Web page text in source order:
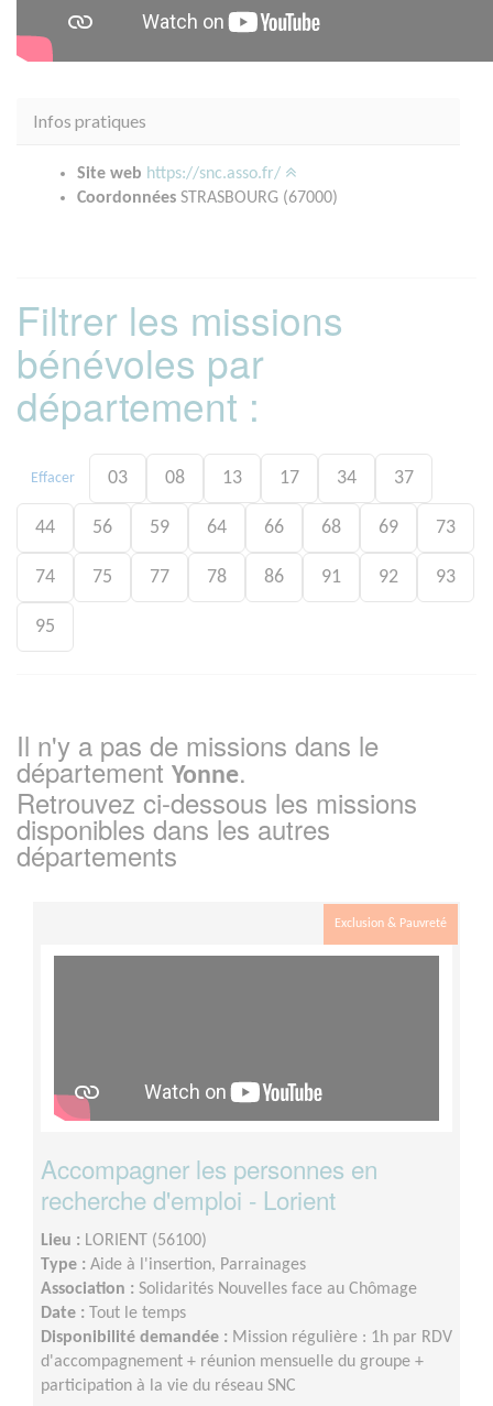
Infos pratiques
Site web https://snc.asso.fr/
Coordonnées STRASBOURG (67000)
Filtrer les missions
bénévoles par
département :
Effacer 03 08 13 17 34 37
44 56 59 64 66 68 69 73
74 75 77 78 86 91 92 93
95
Il n'y a pas de missions dans le
département Yonne.
Retrouvez ci-dessous les missions
disponibles dans les autres
départements
Exclusion & Pauvreté
Accompagner les personnes en
recherche d'emploi - Lorient
Lieu : LORIENT (56100)
Type : Aide à l'insertion, Parrainages
Association : Solidarités Nouvelles face au Chômage
Date :
Tout le temps
Disponibilité demandée : Mission régulière : 1h par RDV
d'accompagnement + réunion mensuelle du groupe +
participation à la vie du réseau SNC